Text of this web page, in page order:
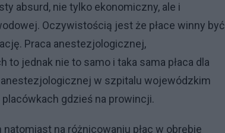
absurd, nie tylko ekonomiczny, ale i
Oczywistością jest że płace winny być
Praca anestezjologicznej,
jednak nie to samo i taka sama płaca dla
anestezjologicznej w szpitalu wojewódzkim
gdzieś na prowincji.
na różnicowaniu płac w obrębie